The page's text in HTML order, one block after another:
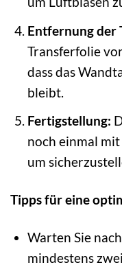
Entfernung der
Transferfolie
dass das
bleibt.
Fertigstellung:
noch einmal mit
um
Tipps für eine
Warten Sie
mindestens